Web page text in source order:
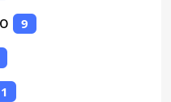
9
1